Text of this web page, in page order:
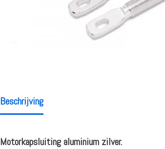
Beschrijving
Motorkapsluiting aluminium zilver.